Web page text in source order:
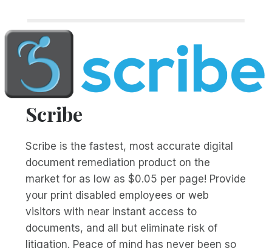
Scribe
Scribe is the fastest, most accurate digital
document remediation product on the
market for as low as $0.05 per page! Provide
your print disabled employees or web
visitors with near instant access to
documents, and all but eliminate risk of
litigation. Peace of mind has never been so